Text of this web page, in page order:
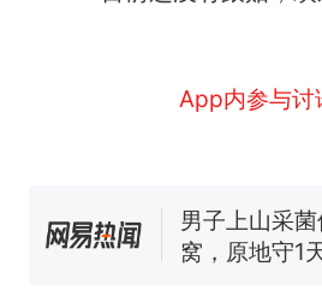
App内参与讨
费大厨“全国
140多朵
美国渔民钓
回大海 目击